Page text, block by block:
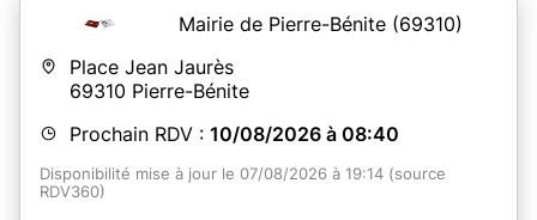
Mairie de Pierre-Bénite (69310)
Place Jean Jaurès
69310 Pierre-Bénite
Prochain RDV : 10/08/2026 à 08:40
Disponibilité mise à jour le 07/08/2026 à 19:14 (source
RDV360)